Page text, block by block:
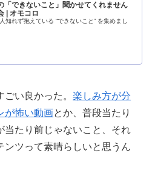
「できないこと」聞かせてくれません
| オモコロ
知れず抱えている “できないこと” を集めまし
ごい良かった。楽しみ方が分
が怖い動画とか、普段当たり
当たり前じゃないこと、それ
ンツって素晴らしいと思うん